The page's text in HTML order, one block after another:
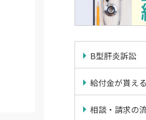
B型肝炎訴訟
給付金が貰え
相談・請求の